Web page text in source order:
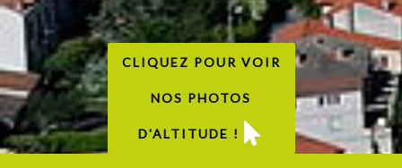
CLIQUEZ POUR VOIR
NOS PHOTOS
D'ALTITUDE !